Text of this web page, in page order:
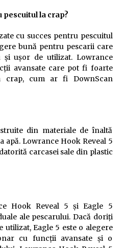
pescuitul la crap?
cu succes pentru pescuitul
bună pentru pescarii care
ușor de utilizat. Lowrance
avansate care pot fi foarte
crap, cum ar fi DownScan
din materiale de înaltă
apă. Lowrance Hook Reveal 5
carcasei sale din plastic
Hook Reveal 5 și Eagle 5
ale pescarului. Dacă doriți
utilizat, Eagle 5 este o alegere
cu funcții avansate și o